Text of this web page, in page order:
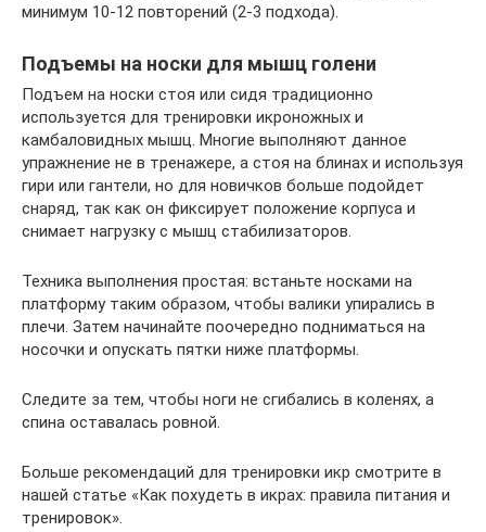
минимум 10-12 повторений (2-3 подхода).
Подъемы на носки для мышц голени
Подъем на носки стоя или сидя традиционно
используется для тренировки икроножных и
камбаловидных мышц. Многие выполняют данное
упражнение не в тренажере, а стоя на блинах и используя
гири или гантели, но для новичков больше подойдет
снаряд, так как он фиксирует положение корпуса и
снимает нагрузку с мышц стабилизаторов.
Техника выполнения простая: встаньте носками на
платформу таким образом, чтобы валики упирались в
плечи. Затем начинайте поочередно подниматься на
носочки и опускать пятки ниже платформы.
Следите за тем, чтобы ноги не сгибались в коленях, а
спина оставалась ровной.
Больше рекомендаций для тренировки икр смотрите в
нашей статье «Как похудеть в икрах: правила питания и
тренировок».